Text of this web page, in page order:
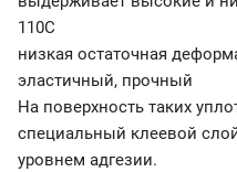
110С
низкая остаточная
эластичный, прочный
На поверхность таких
специальный клеевой
уровнем адгезии.